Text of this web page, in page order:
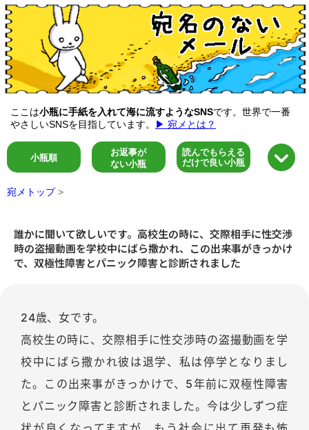
ここは小瓶に手紙を入れて海に流すようなSNSです。世界で一番
やさしいSNSを目指しています。
▶ 宛メとは？
小瓶順
お返事が
ない小瓶
読んでもらえる
だけで良い小瓶
宛メトップ >
誰かに聞いて欲しいです。高校生の時に、交際相手に性交渉
時の盗撮動画を学校中にばら撒かれ、この出来事がきっかけ
で、双極性障害とパニック障害と診断されました
24歳、女です。
高校生の時に、交際相手に性交渉時の盗撮動画を学
校中にばら撒かれ彼は退学、私は停学となりまし
た。この出来事がきっかけで、5年前に双極性障害
とパニック障害と診断されました。今は少しずつ症